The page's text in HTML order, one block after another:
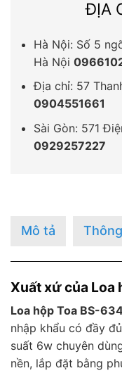
ĐỊA
Hà Nội: Số 5
Hà Nội
Địa chỉ: 57
0904551661
Sài Gòn: 571
0929257227
Mô tả
Xuất xứ của Loa
Loa hộp Toa BS-
nhập khẩu có đầy
suất 6w chuyên
nền, lắp đặt bằng